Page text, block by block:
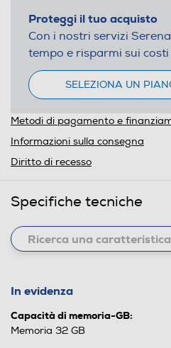
Proteggi il tuo acquisto
Con i nostri servizi
tempo e risparmi sui
SELEZIONA UN
Metodi di pagamento e
Informazioni sulla consegna
Diritto di recesso
Specifiche tecniche
In evidenza
Capacità di memoria-GB:
Memoria 32 GB